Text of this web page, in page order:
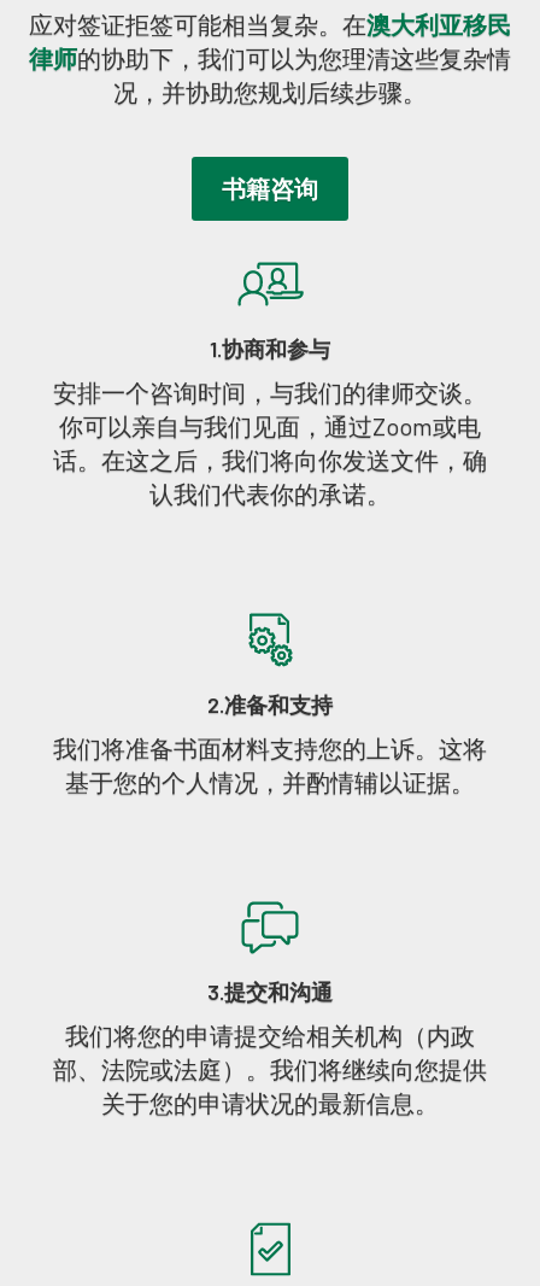
应对签证拒签可能相当复杂。在澳大利亚移民
律师的协助下，我们可以为您理清这些复杂情
况，并协助您规划后续步骤。
1.协商和参与
安排一个咨询时间，与我们的律师交谈。
你可以亲自与我们见面，通过Zoom或电
话。在这之后，我们将向你发送文件，确
认我们代表你的承诺。
2.准备和支持
我们将准备书面材料支持您的上诉。这将
基于您的个人情况，并酌情辅以证据。
3.提交和沟通
我们将您的申请提交给相关机构（内政
部、法院或法庭）。我们将继续向您提供
关于您的申请状况的最新信息。
书籍咨询